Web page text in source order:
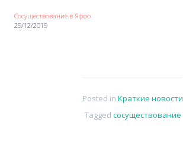
Сосуществование в Яффо
29/12/2019
Posted in Краткие новости
Tagged сосуществование